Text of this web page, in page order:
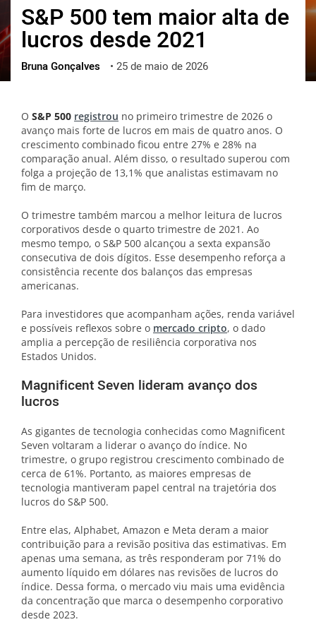
العربية
ไทย
ქართული
S&P 500 tem maior alta de
lucros desde 2021
Bruna Gonçalves • 25 de maio de 2026
O S&P 500 registrou no primeiro trimestre de 2026 o
avanço mais forte de lucros em mais de quatro anos. O
crescimento combinado ficou entre 27% e 28% na
comparação anual. Além disso, o resultado superou com
folga a projeção de 13,1% que analistas estimavam no
fim de março.
O trimestre também marcou a melhor leitura de lucros
corporativos desde o quarto trimestre de 2021. Ao
mesmo tempo, o S&P 500 alcançou a sexta expansão
consecutiva de dois dígitos. Esse desempenho reforça a
consistência recente dos balanços das empresas
americanas.
Para investidores que acompanham ações, renda variável
e possíveis reflexos sobre o mercado cripto, o dado
amplia a percepção de resiliência corporativa nos
Estados Unidos.
Magnificent Seven lideram avanço dos
lucros
As gigantes de tecnologia conhecidas como Magnificent
Seven voltaram a liderar o avanço do índice. No
trimestre, o grupo registrou crescimento combinado de
cerca de 61%. Portanto, as maiores empresas de
tecnologia mantiveram papel central na trajetória dos
lucros do S&P 500.
Entre elas, Alphabet, Amazon e Meta deram a maior
contribuição para a revisão positiva das estimativas. Em
apenas uma semana, as três responderam por 71% do
aumento líquido em dólares nas revisões de lucros do
índice. Dessa forma, o mercado viu mais uma evidência
da concentração que marca o desempenho corporativo
desde 2023.